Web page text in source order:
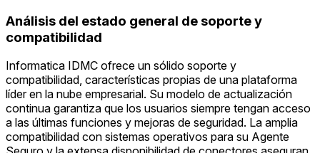
Análisis del estado general de soporte y
compatibilidad
Informatica IDMC ofrece un sólido soporte y
compatibilidad, características propias de una plataforma
líder en la nube empresarial. Su modelo de actualización
continua garantiza que los usuarios siempre tengan acceso
a las últimas funciones y mejoras de seguridad. La amplia
compatibilidad con sistemas operativos para su Agente